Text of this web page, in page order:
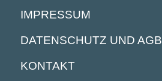
IMPRESSUM
DATENSCHUTZ UND AGB
KONTAKT